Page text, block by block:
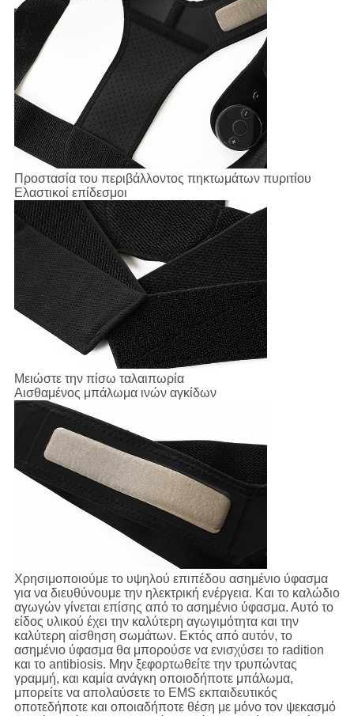
Προστασία του περιβάλλοντος πηκτωμάτων πυριτίου
Ελαστικοί επίδεσμοι
Μειώστε την πίσω ταλαιπωρία
Αισθαμένος μπάλωμα ινών αγκίδων
Χρησιμοποιούμε το υψηλού επιπέδου ασημένιο ύφασμα
για να διευθύνουμε την ηλεκτρική ενέργεια. Και το καλώδιο
αγωγών γίνεται επίσης από το ασημένιο ύφασμα. Αυτό το
είδος υλικού έχει την καλύτερη αγωγιμότητα και την
καλύτερη αίσθηση σωμάτων. Εκτός από αυτόν, το
ασημένιο ύφασμα θα μπορούσε να ενισχύσει το radition
και το antibiosis. Μην ξεφορτωθείτε την τρυπώντας
γραμμή, και καμία ανάγκη οποιοδήποτε μπάλωμα,
μπορείτε να απολαύσετε το EMS εκπαιδευτικός
οποτεδήποτε και οποιαδήποτε θέση με μόνο τον ψεκασμό